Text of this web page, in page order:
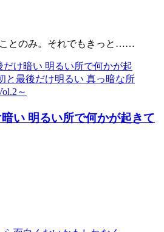
とのみ。それでもきっと……
い 明るい所で何かが起きて